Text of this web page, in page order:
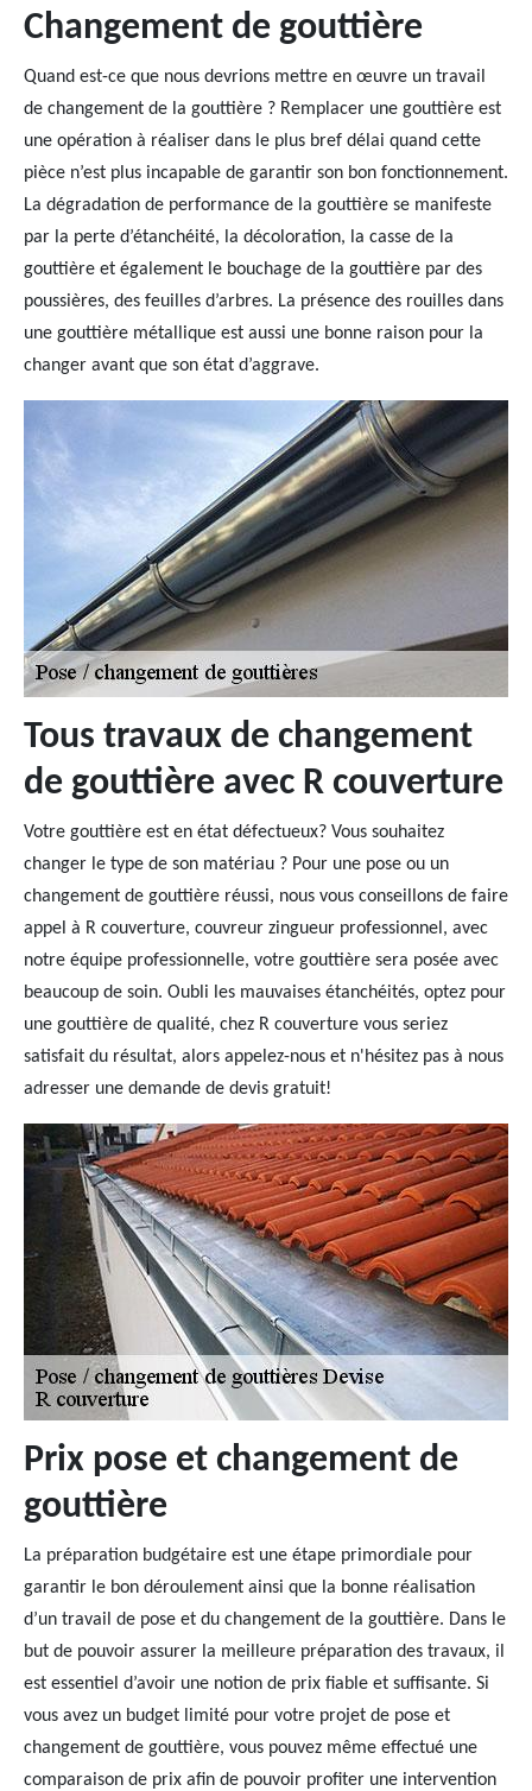
Changement de gouttière
Quand est-ce que nous devrions mettre en œuvre un travail
de changement de la gouttière ? Remplacer une gouttière est
une opération à réaliser dans le plus bref délai quand cette
pièce n’est plus incapable de garantir son bon fonctionnement.
La dégradation de performance de la gouttière se manifeste
par la perte d’étanchéité, la décoloration, la casse de la
gouttière et également le bouchage de la gouttière par des
poussières, des feuilles d’arbres. La présence des rouilles dans
une gouttière métallique est aussi une bonne raison pour la
changer avant que son état d’aggrave.
Tous travaux de changement
de gouttière avec R couverture
Votre gouttière est en état défectueux? Vous souhaitez
changer le type de son matériau ? Pour une pose ou un
changement de gouttière réussi, nous vous conseillons de faire
appel à R couverture, couvreur zingueur professionnel, avec
notre équipe professionnelle, votre gouttière sera posée avec
beaucoup de soin. Oubli les mauvaises étanchéités, optez pour
une gouttière de qualité, chez R couverture vous seriez
satisfait du résultat, alors appelez-nous et n'hésitez pas à nous
adresser une demande de devis gratuit!
Prix pose et changement de
gouttière
La préparation budgétaire est une étape primordiale pour
garantir le bon déroulement ainsi que la bonne réalisation
d’un travail de pose et du changement de la gouttière. Dans le
but de pouvoir assurer la meilleure préparation des travaux, il
est essentiel d’avoir une notion de prix fiable et suffisante. Si
vous avez un budget limité pour votre projet de pose et
changement de gouttière, vous pouvez même effectué une
comparaison de prix afin de pouvoir profiter une intervention